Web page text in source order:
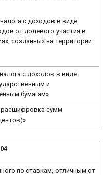
с доходов в виде
от долевого участия в
созданных на территории
с доходов в виде
и
бумагам»
расшифровка сумм
по ставкам, отличным от